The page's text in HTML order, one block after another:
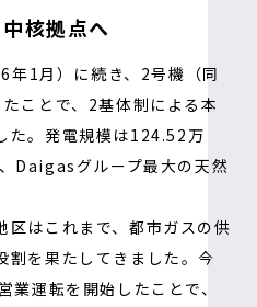
核拠点へ
1月）に続き、2号機（同
ことで、2基体制による本
た。発電規模は124.52万
Daigasグループ最大の天然
はこれまで、都市ガスの供
割を果たしてきました。今
運転を開始したことで、